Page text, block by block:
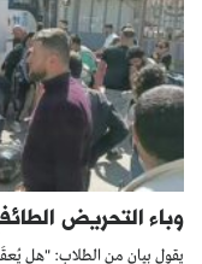
وباء التحريض
يقول بيان من الطلاب: "هل